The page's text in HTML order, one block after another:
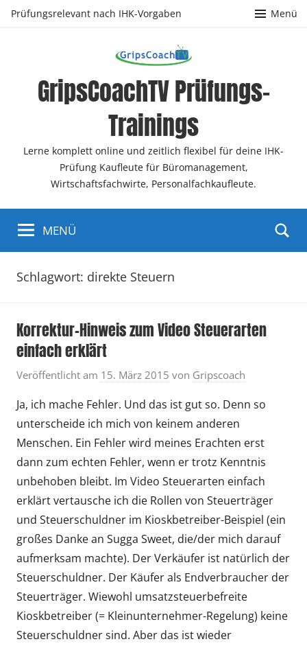
ZumPrüfungsrelevant nach IHK-Vorgaben Menü
GripsCoachTV Prüfungs-
Trainings
Lerne komplett online und zeitlich flexibel für deine IHK-
Prüfung Kaufleute für Büromanagement,
Wirtschaftsfachwirte, Personalfachkaufleute.
MENÜ
Schlagwort: direkte Steuern
Korrektur-Hinweis zum Video Steuerarten
einfach erklärt
Veröffentlicht am 15. März 2015 von Gripscoach
Ja, ich mache Fehler. Und das ist gut so. Denn so
unterscheide ich mich von keinem anderen
Menschen. Ein Fehler wird meines Erachten erst
dann zum echten Fehler, wenn er trotz Kenntnis
unbehoben bleibt. Im Video Steuerarten einfach
erklärt vertausche ich die Rollen von Steuerträger
und Steuerschuldner im Kioskbetreiber-Beispiel (ein
großes Danke an Sugga Sweet, die/der mich darauf
aufmerksam machte). Der Verkäufer ist natürlich der
Steuerschuldner. Der Käufer als Endverbraucher der
Steuerträger. Wiewohl umsatzsteuerbefreite
Kioskbetreiber (= Kleinunternehmer-Regelung) keine
Steuerschuldner sind. Aber das ist wieder